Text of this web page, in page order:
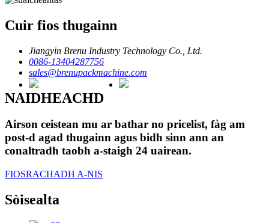
Cuir fios thugainn
Jiangyin Brenu Industry Technology Co., Ltd.
0086-13404287756
sales@brenupackmachine.com
NAIDHEACHD
Airson ceistean mu ar bathar no pricelist, fàg am
post-d agad thugainn agus bidh sinn ann an
conaltradh taobh a-staigh 24 uairean.
FIOSRACHADH A-NIS
Sòisealta